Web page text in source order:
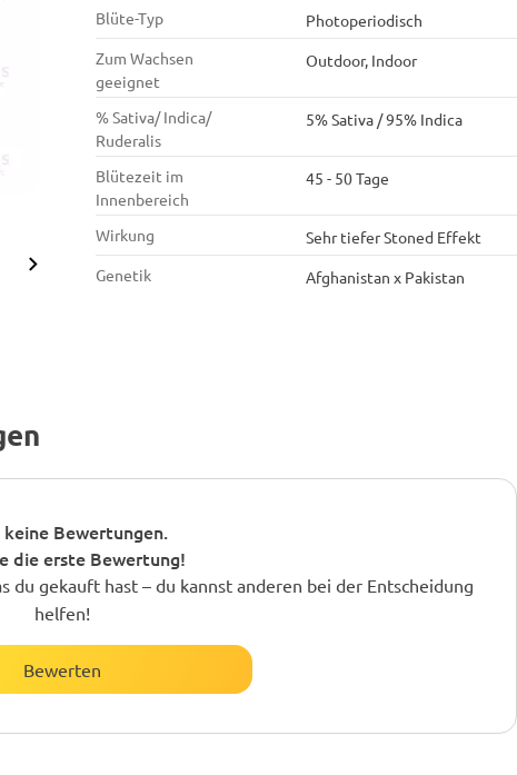
Blüte-Typ
Photoperiodisch
Zum Wachsen
geeignet
Outdoor, Indoor
% Sativa/ Indica/
Ruderalis
5% Sativa / 95% Indica
Blütezeit im
Innenbereich
45 - 50 Tage
Wirkung
Sehr tiefer Stoned Effekt
Genetik
Afghanistan x Pakistan
keine Bewertungen.
die erste Bewertung!
gekauft hast – du kannst anderen bei der Entscheidung
helfen!
Bewerten